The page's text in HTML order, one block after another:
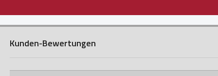
Kunden-Bewertungen